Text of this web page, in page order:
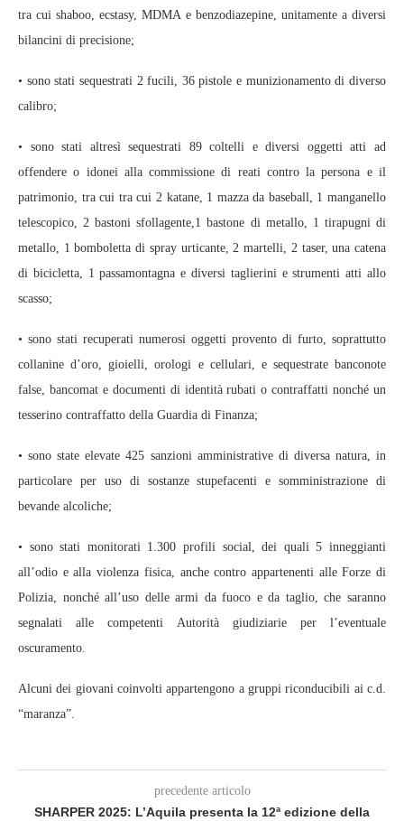
tra cui shaboo, ecstasy, MDMA e benzodiazepine, unitamente a diversi
bilancini di precisione;
• sono stati sequestrati 2 fucili, 36 pistole e munizionamento di diverso
calibro;
• sono stati altresì sequestrati 89 coltelli e diversi oggetti atti ad
offendere o idonei alla commissione di reati contro la persona e il
patrimonio, tra cui tra cui 2 katane, 1 mazza da baseball, 1 manganello
telescopico, 2 bastoni sfollagente,1 bastone di metallo, 1 tirapugni di
metallo, 1 bomboletta di spray urticante, 2 martelli, 2 taser, una catena
di bicicletta, 1 passamontagna e diversi taglierini e strumenti atti allo
scasso;
• sono stati recuperati numerosi oggetti provento di furto, soprattutto
collanine d’oro, gioielli, orologi e cellulari, e sequestrate banconote
false, bancomat e documenti di identità rubati o contraffatti nonché un
tesserino contraffatto della Guardia di Finanza;
• sono state elevate 425 sanzioni amministrative di diversa natura, in
particolare per uso di sostanze stupefacenti e somministrazione di
bevande alcoliche;
• sono stati monitorati 1.300 profili social, dei quali 5 inneggianti
all’odio e alla violenza fisica, anche contro appartenenti alle Forze di
Polizia, nonché all’uso delle armi da fuoco e da taglio, che saranno
segnalati alle competenti Autorità giudiziarie per l’eventuale
oscuramento.
Alcuni dei giovani coinvolti appartengono a gruppi riconducibili ai c.d.
“maranza”.
precedente articolo
SHARPER 2025: L’Aquila presenta la 12ª edizione della